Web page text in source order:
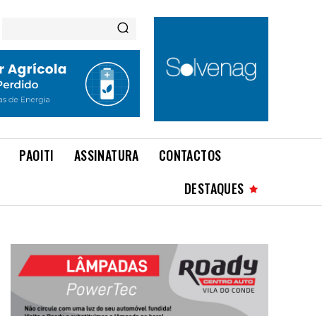
PAOITI ASSINATURA
CONTACTOS
DESTAQUES